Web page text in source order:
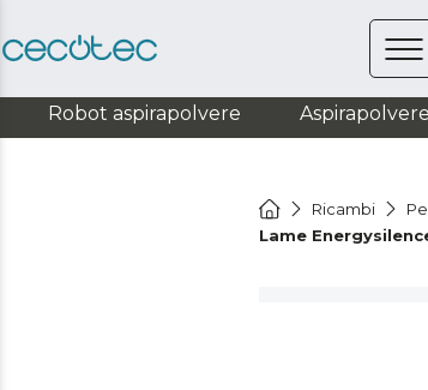
Robot aspirapolvere
Ricambi
Lame